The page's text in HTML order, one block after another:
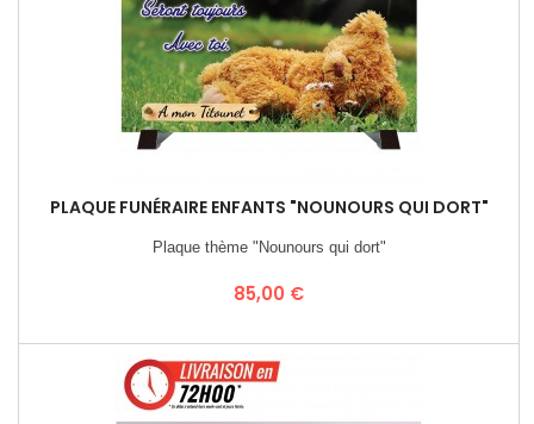
PLAQUE FUNÉRAIRE ENFANTS "NOUNOURS QUI DORT"
Plaque thème "Nounours qui dort"
Prix
85,00 €